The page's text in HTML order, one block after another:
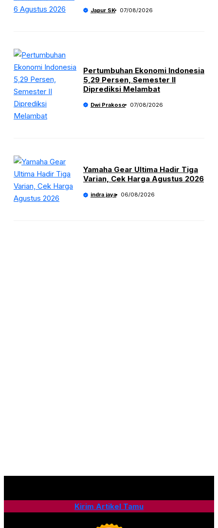
Japur SK 07/08/2026
Pertumbuhan Ekonomi Indonesia
5,29 Persen, Semester II
Diprediksi Melambat
Dwi Prakoso 07/08/2026
Yamaha Gear Ultima Hadir Tiga
Varian, Cek Harga Agustus 2026
indra jaya 06/08/2026
Kirim Artikel Tamu